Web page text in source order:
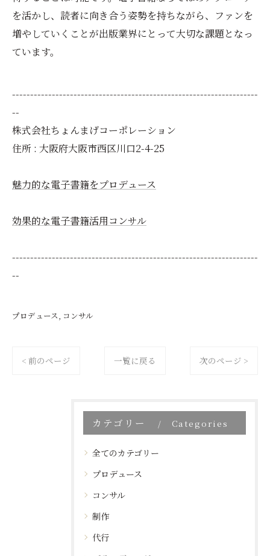
を活かし、読者に向き合う姿勢を持ちながら、ファンを
増やしていくことが出版業界にとって大切な課題となっ
ています。
--------------------------------------------------------------------
--
株式会社ちょんまげコーポレーション
住所 : 大阪府大阪市西区川口2-4-25
魅力的な電子書籍をプロデュース
効果的な電子書籍活用コンサル
--------------------------------------------------------------------
--
プロデュース コンサル
< 前のページ 一覧に戻る 次のページ >
カテゴリー Categories
全てのカテゴリー
プロデュース
コンサル
制作
代行